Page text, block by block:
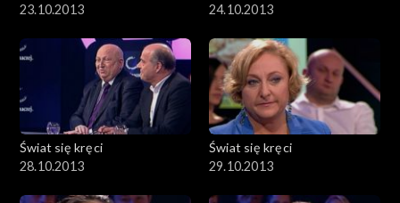
23.10.2013
24.10.2013
Świat się kręci
28.10.2013
Świat się kręci
29.10.2013